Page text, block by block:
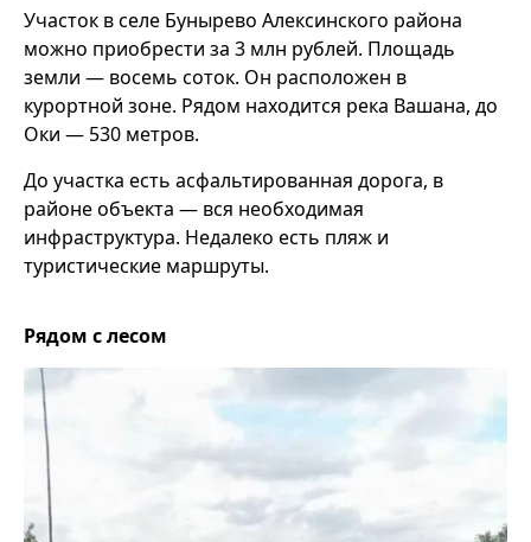
Участок в селе Бунырево Алексинского района
можно приобрести за 3 млн рублей. Площадь
земли — восемь соток. Он расположен в
курортной зоне. Рядом находится река Вашана, до
Оки — 530 метров.
До участка есть асфальтированная дорога, в
районе объекта — вся необходимая
инфраструктура. Недалеко есть пляж и
туристические маршруты.
Рядом с лесом